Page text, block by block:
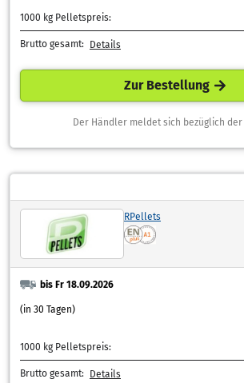
1000 kg Pelletspreis:
Brutto gesamt: Details
Zur Bestellung
Der Händler meldet sich bezüglich
RPellets
bis Fr 18.09.2026
(in 30 Tagen)
1000 kg Pelletspreis:
Brutto gesamt: Details